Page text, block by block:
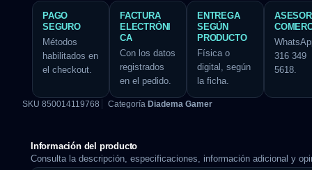
PAGO
SEGURO
Métodos
habilitados en
el checkout.
FACTURA
ELECTRÓNI
CA
Con los datos
registrados
en el pedido.
ENTREGA
SEGÚN
PRODUCTO
Física o
digital, según
la ficha.
316 349
5618.
SKU 850014119768 Categoría Diadema Gamer
Información del producto
Consulta la descripción, especificaciones, información adicional y